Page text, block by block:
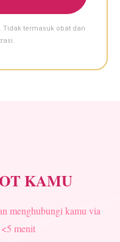
Tidak termasuk obat dan
KAMU
menghubungi kamu via
menit